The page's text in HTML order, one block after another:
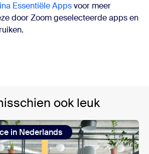
Essentiële Appsvoor meer
door Zoom geselecteerde apps en
ook leuk
in Nederlands